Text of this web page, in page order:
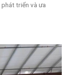
triển và ưa